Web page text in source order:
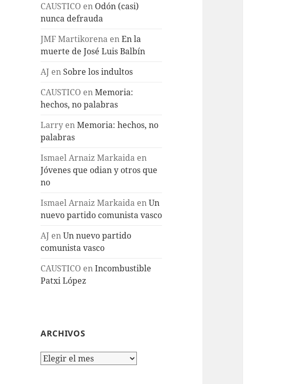
CAUSTICO en Odón (casi)
nunca defrauda
JMF Martikorena enEn la
muerte de José Luis Balbín
AJ en Sobre los indultos
CAUSTICO enMemoria:
hechos, no palabras
Larry enMemoria: hechos, no
palabras
Ismael Arnaiz Markaida en
Jóvenes que odian y otros que
no
Ismael Arnaiz Markaida enUn
nuevo partido comunista vasco
AJ enUn nuevo partido
comunista vasco
CAUSTICO enIncombustible
Patxi López
ARCHIVOS
Archivos